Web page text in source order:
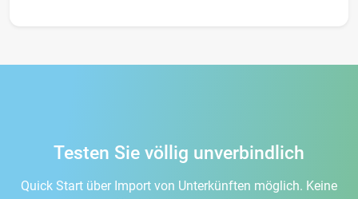
Testen Sie völlig unverbindlich
Quick Start über Import von Unterkünften möglich. Keine